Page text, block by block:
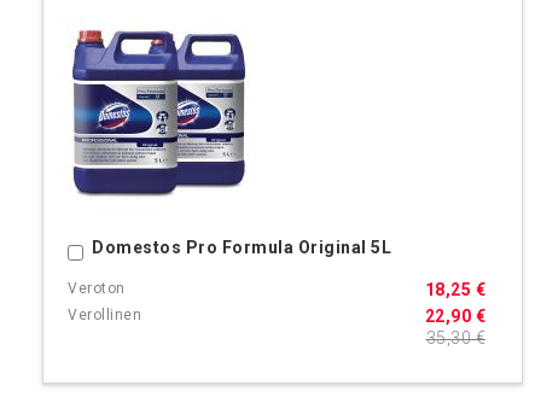
Domestos Pro Formula Original 5L
22,90 €
18,25 €
35,30 €
Ostoskoriin